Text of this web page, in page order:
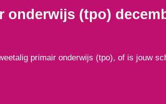
(tpo)
primair onderwijs (tpo), of is jouw